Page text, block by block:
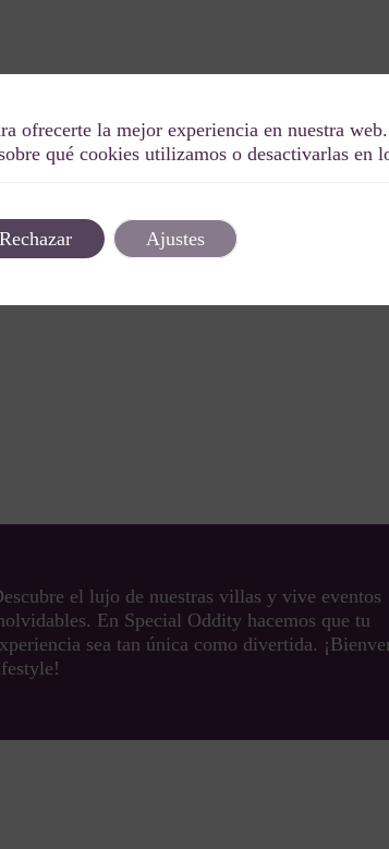
el lujo de nuestras villas y vive eventos
En Special Oddity hacemos que tu
sea tan única como divertida.
ofrecerte la mejor experiencia en nuestra web.
qué cookies utilizamos o desactivarlas en
Rechazar Ajustes